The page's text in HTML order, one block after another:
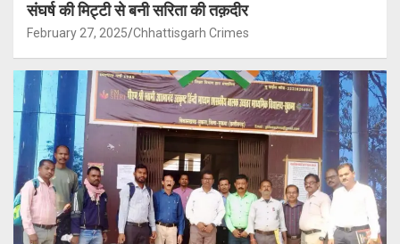
संघर्ष की मिट्टी से बनी सरिता की तक़दीर
February 27, 2025 Chhattisgarh Crimes